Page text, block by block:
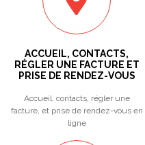
ACCUEIL, CONTACTS,
RÉGLER UNE FACTURE ET
PRISE DE RENDEZ-VOUS
Accueil, contacts, régler une
facture, et prise de rendez-vous en
ligne